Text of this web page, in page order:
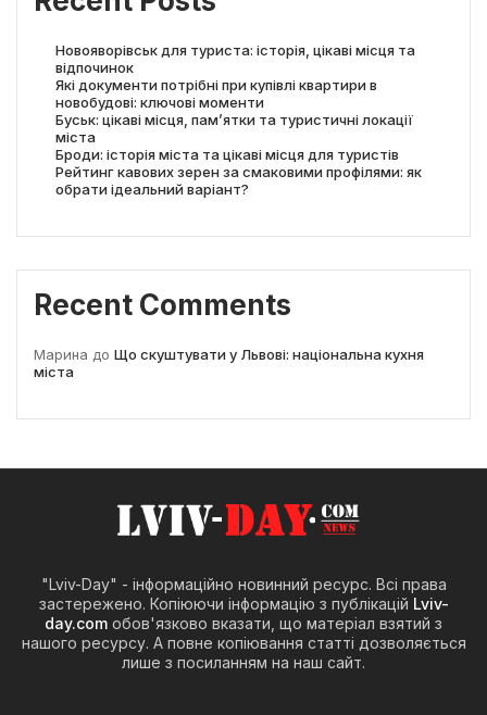
Новояворівськ для туриста: історія, цікаві місця та
відпочинок
Які документи потрібні при купівлі квартири в
новобудові: ключові моменти
Буськ: цікаві місця, пам’ятки та туристичні локації
міста
Броди: історія міста та цікаві місця для туристів
Рейтинг кавових зерен за смаковими профілями: як
обрати ідеальний варіант?
Recent Comments
Марина до Що скуштувати у Львові: національна кухня
міста
"Lviv-Day" - інформаційно новинний ресурс. Всі права
застережено. Копіюючи інформацію з публікацій Lviv-
day.com обов'язково вказати, що матеріал взятий з
нашого ресурсу. А повне копіювання статті дозволяється
лише з посиланням на наш сайт.